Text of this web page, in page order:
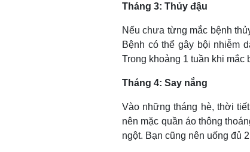
Tháng 3: Thủy đậu
Nếu chưa từng mắc bệnh
Bệnh có thể gây bội nhiễm
Trong khoảng 1 tuần khi
Tháng 4: Say nắng
Vào những tháng hè, thời
nên mặc quần áo thông
ngột. Bạn cũng nên uống đủ